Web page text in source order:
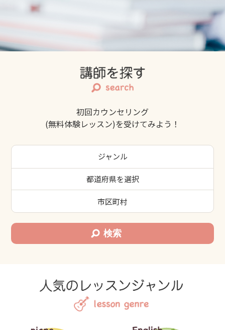
初回カウンセリング
(無料体験レッスン)を受けてみよう！
ジャンル
都道府県を選択
市区町村